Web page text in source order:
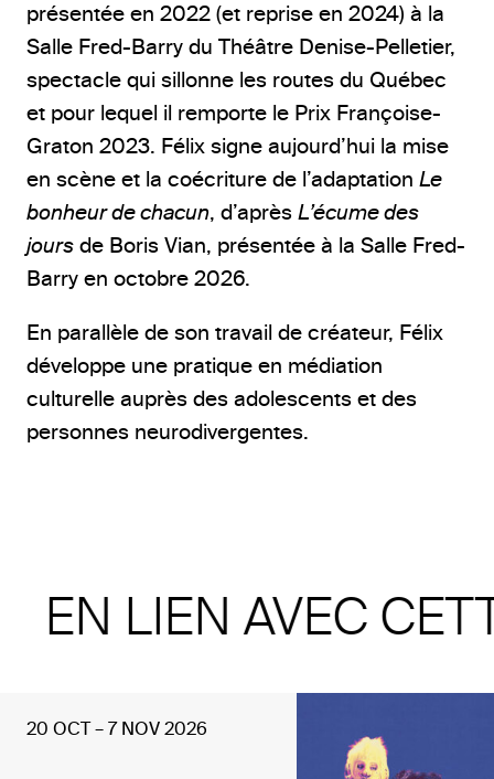
présentée en 2022 (et reprise en 2024) à la
Salle Fred-Barry du Théâtre Denise-Pelletier,
spectacle qui sillonne les routes du Québec
et pour lequel il remporte le Prix Françoise-
Graton 2023. Félix signe aujourd’hui la mise
en scène et la coécriture de l’adaptation Le
bonheur de chacun, d’après L’écume des
jours de Boris Vian, présentée à la Salle Fred-
Barry en octobre 2026.
En parallèle de son travail de créateur, Félix
développe une pratique en médiation
culturelle auprès des adolescents et des
personnes neurodivergentes.
EN LIEN AVEC
20 OCT – 7 NOV 2026